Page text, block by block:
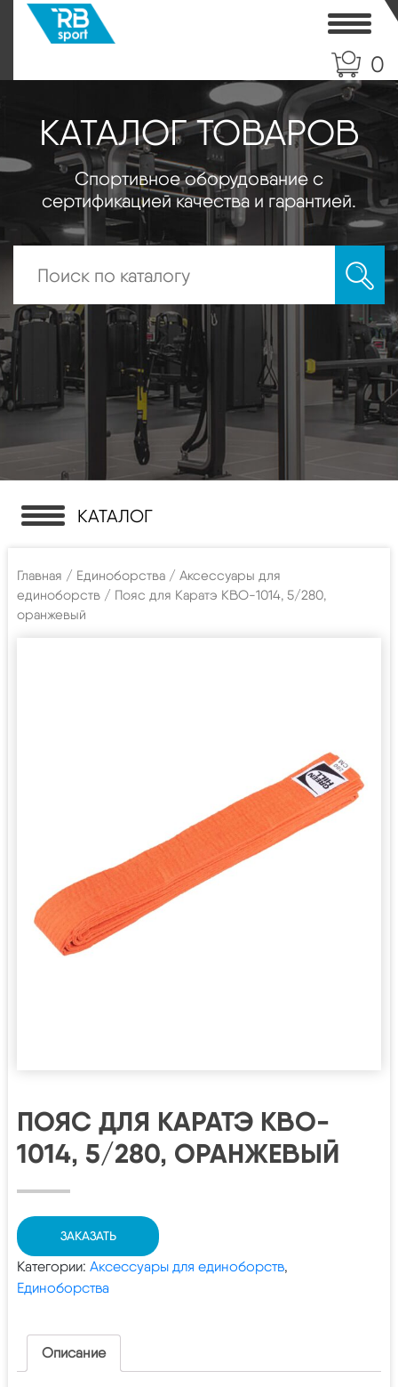
0
КАТАЛОГ ТОВАРОВ
Спортивное оборудование с
сертификацией качества и гарантией.
КАТАЛОГ
Главная / Единоборства / Аксессуары для
единоборств / Пояс для Каратэ KBO-1014, 5/280,
оранжевый
ПОЯС ДЛЯ КАРАТЭ KBO-
1014, 5/280, ОРАНЖЕВЫЙ
ЗАКАЗАТЬ
Категории: Аксессуары для единоборств,
Единоборства
Описание